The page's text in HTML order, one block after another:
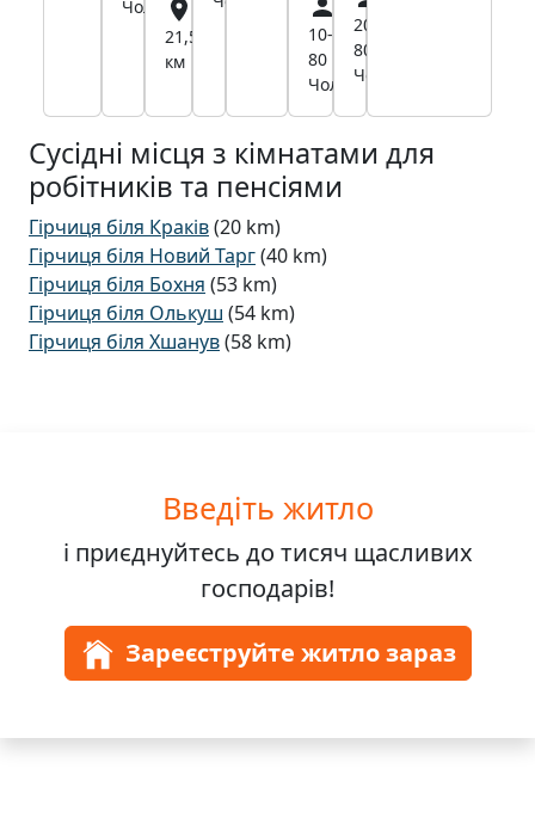
Чол.
21,5
км
10-
80
Чол.
8,5
км
20-
80
Чол.
Сусідні місця з кімнатами для
робітників та пенсіями
Гірчиця біля Краків(20 km)
Гірчиця біля Новий Тарг(40 km)
Гірчиця біля Бохня (53 km)
Гірчиця біля Олькуш (54 km)
Гірчиця біля Хшанув(58 km)
Введіть житло
і приєднуйтесь до тисяч щасливих
господарів!
Зареєструйте житло зараз